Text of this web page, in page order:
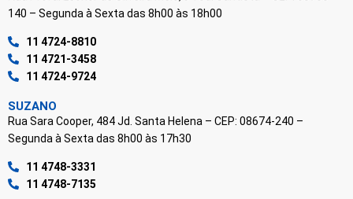
140 – Segunda à Sexta das 8h00 às 18h00
11 4724-8810
11 4721-3458
11 4724-9724
SUZANO
Rua Sara Cooper, 484 Jd. Santa Helena – CEP: 08674-240 –
Segunda à Sexta das 8h00 às 17h30
11 4748-3331
11 4748-7135